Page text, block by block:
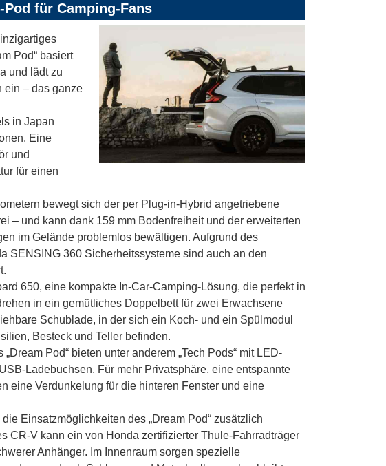
für Camping-Fans
Pod“ basiert
und lädt zu
ein – das ganze
in Japan
Eine
und
für einen
bewegt sich der per Plug-in-Hybrid angetriebene
– und kann dank 159 mm Bodenfreiheit und der erweiterten
im Gelände problemlos bewältigen. Aufgrund des
SENSING 360 Sicherheitssysteme sind auch an den
650, eine kompakte In-Car-Camping-Lösung, die perfekt in
in ein gemütliches Doppelbett für zwei Erwachsene
Schublade, in der sich ein Koch- und ein Spülmodul
Besteck und Teller befinden.
Pod“ bieten unter anderem „Tech Pods“ mit LED-
Ladebuchsen. Für mehr Privatsphäre, eine entspannte
eine Verdunkelung für die hinteren Fenster und eine
Einsatzmöglichkeiten des „Dream Pod“ zusätzlich
CR-V kann ein von Honda zertifizierter Thule-Fahrradträger
Anhänger. Im Innenraum sorgen spezielle